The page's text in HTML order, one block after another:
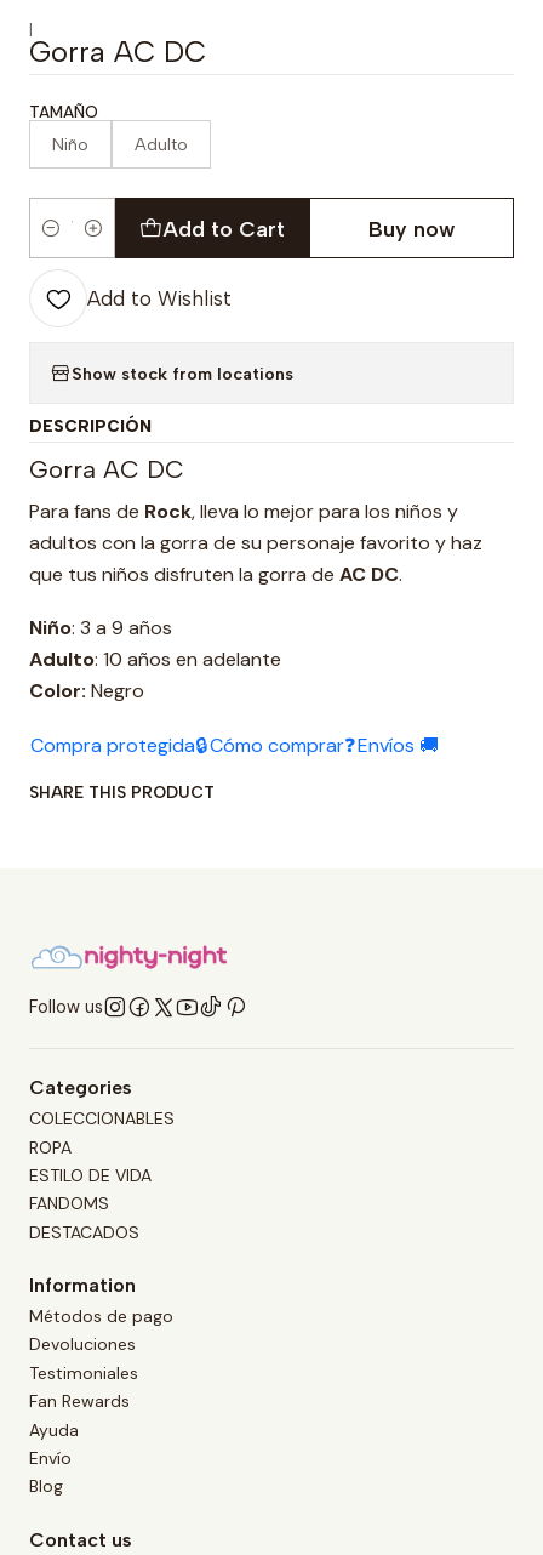
|
Gorra AC DC
TAMAÑO
Niño Adulto
Quantity
Add to Cart Buy now
Add to Wishlist
Show stock from locations
DESCRIPCIÓN
Gorra AC DC
Para fans de Rock, lleva lo mejor para los niños y
adultos con la gorra de su personaje favorito y haz
que tus niños disfruten la gorra de AC DC.
Niño: 3 a 9 años
Adulto: 10 años en adelante
Color: Negro
Compra protegida🔒Cómo comprar❓Envíos 🚚
SHARE THIS PRODUCT
Follow us
Categories
COLECCIONABLES
ROPA
ESTILO DE VIDA
FANDOMS
DESTACADOS
Information
Métodos de pago
Devoluciones
Testimoniales
Fan Rewards
Ayuda
Envío
Blog
Contact us